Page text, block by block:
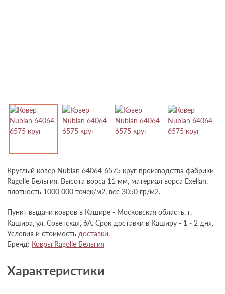
Круглый ковер Nubian 64064-6575 круг производства фабрики
Ragolle Бельгия. Высота ворса 11 мм, материал ворса Exellan,
плотность 1000 000 точек/м2, вес 3050 гр/м2.
Пункт выдачи ковров в Кашире - Московская область, г.
Кашира, ул. Советская, 6А. Срок доставки в Каширу - 1 - 2 дня.
Условия и стоимость доставки.
Бренд: Ковры Ragolle Бельгия
Характеристики